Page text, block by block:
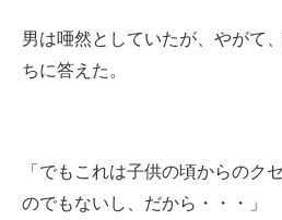
男は唖然としていたが、やがて
ちに答えた。
「でもこれは子供の頃からのク
のでもないし、だから・・・」